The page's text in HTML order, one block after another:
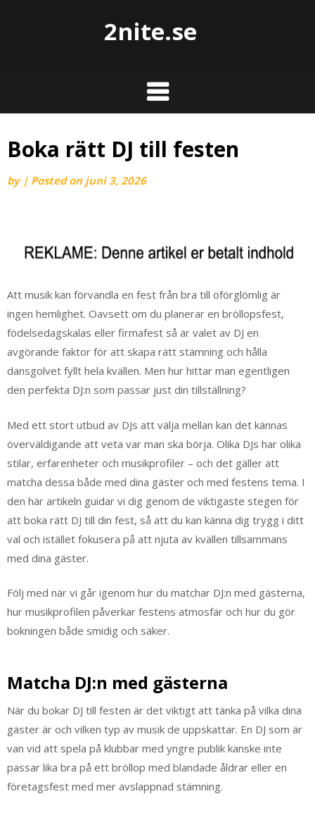
2nite.se
Boka rätt DJ till festen
by | Posted on juni 3, 2026
Att musik kan förvandla en fest från bra till oförglömlig är
ingen hemlighet. Oavsett om du planerar en bröllopsfest,
födelsedagskalas eller firmafest så är valet av DJ en
avgörande faktor för att skapa rätt stämning och hålla
dansgolvet fyllt hela kvällen. Men hur hittar man egentligen
den perfekta DJ:n som passar just din tillställning?
Med ett stort utbud av DJs att välja mellan kan det kännas
överväldigande att veta var man ska börja. Olika DJs har olika
stilar, erfarenheter och musikprofiler – och det gäller att
matcha dessa både med dina gäster och med festens tema. I
den här artikeln guidar vi dig genom de viktigaste stegen för
att boka rätt DJ till din fest, så att du kan känna dig trygg i ditt
val och istället fokusera på att njuta av kvällen tillsammans
med dina gäster.
Följ med när vi går igenom hur du matchar DJ:n med gästerna,
hur musikprofilen påverkar festens atmosfär och hur du gör
bokningen både smidig och säker.
Matcha DJ:n med gästerna
När du bokar DJ till festen är det viktigt att tänka på vilka dina
gäster är och vilken typ av musik de uppskattar. En DJ som är
van vid att spela på klubbar med yngre publik kanske inte
passar lika bra på ett bröllop med blandade åldrar eller en
företagsfest med mer avslappnad stämning.